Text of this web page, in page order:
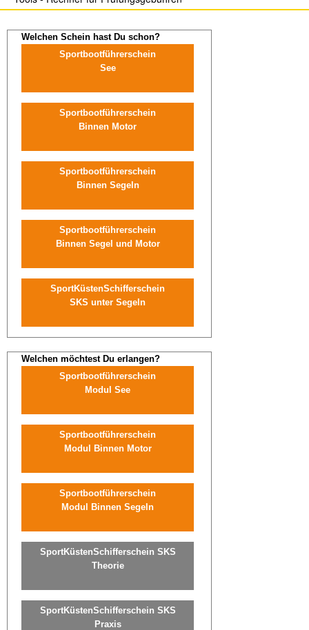
Sportküstenschifferschein
Seeschifferschein
Range
Certificate
UKW-
Sprechfunk
Binnen
Pyro-
(FKN)
Veranstaltungen
(für
Autodidakten)
SportKüstenSchiffer
Ostsee
SportSeeSchiffer
Welchen Schein hast Du schon?
Sportbootführerschein
See
Sportbootführerschein
Binnen Motor
Sportbootführerschein
Binnen Segeln
Sportbootführerschein
Binnen Segel und Motor
SportKüstenSchifferschein
SKS unter Segeln
Welchen möchtest Du erlangen?
Sportbootführerschein
Modul See
Sportbootführerschein
Modul Binnen Motor
Sportbootführerschein
Modul Binnen Segeln
SportKüstenSchifferschein SKS
Theorie
SportKüstenSchifferschein SKS
Praxis